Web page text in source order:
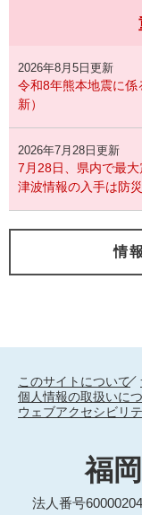
2026年8月5日更新
令和8年熊本地震に
新）
2026年7月28日更新
7月28日、県内で最
津波情報の入手は防
情
このサイトについて
個人情報の取扱いに
ウェブアクセシビリ
福
法人番号